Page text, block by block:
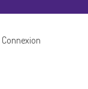
Connexion